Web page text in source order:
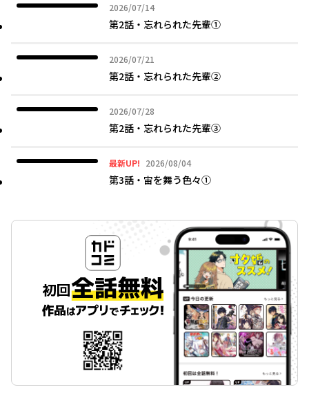
2026/07/14
2026年07月14日
第2話・忘れられた先輩①
2026/07/21
2026年07月21日
第2話・忘れられた先輩②
2026/07/28
2026年07月28日
第2話・忘れられた先輩③
最新UP! 2026/08/04
2026年08月04日
第3話・宙を舞う色々①